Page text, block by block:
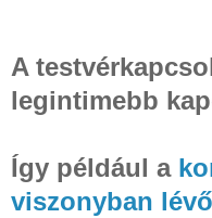
A
legintimebb
Így például a
viszonyban